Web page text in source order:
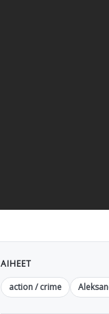
AIHEET
action / crime